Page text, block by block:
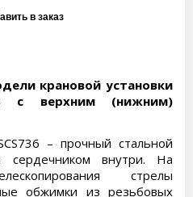
крановой установки
с верхним (нижним)
– прочный стальной
сердечником внутри. На
стрелы
обжимки из резьбовых